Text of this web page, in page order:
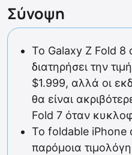
Σύνοψη
Το Galaxy Z Fold 8
διατηρήσει την
$1.999, αλλά οι
θα είναι
Fold 7 όταν
Το foldable iPhone
παρόμοια